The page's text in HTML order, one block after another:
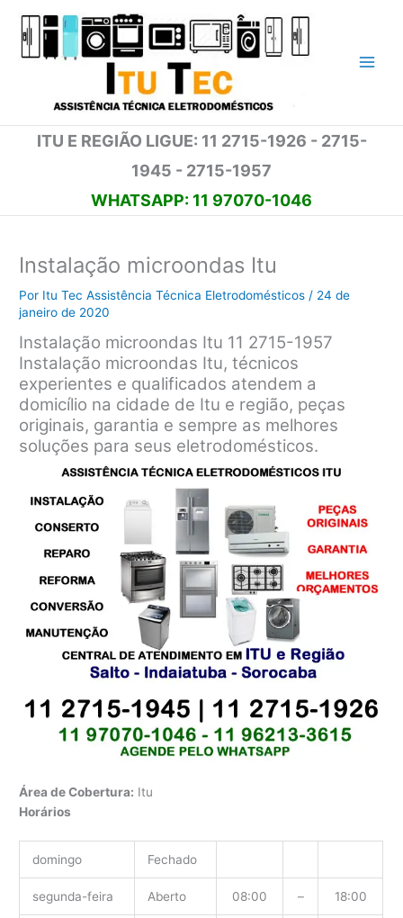
para
ITU E REGIÃO LIGUE: 11 2715-1926 - 2715-
1945 - 2715-1957
WHATSAPP: 11 97070-1046
Instalação microondas Itu
Por Itu Tec Assistência Técnica Eletrodomésticos / 24 de
janeiro de 2020
Instalação microondas Itu 11 2715-1957
Instalação microondas Itu, técnicos
experientes e qualificados atendem a
domicílio na cidade de Itu e região, peças
originais, garantia e sempre as melhores
soluções para seus eletrodomésticos.
Área de Cobertura: Itu
Horários
domingo Fechado
segunda-feira Aberto 08:00 – 18:00